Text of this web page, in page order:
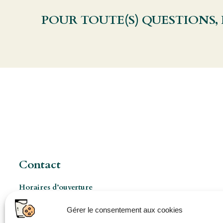
Gérer le consentement aux cookies
POUR TOUTE(S)
Contact
Horaires d’ouverture
Les Mercredis de 8h à 17h
Ouverture pro à 8h 5jours/7 (sur rendez-vous)